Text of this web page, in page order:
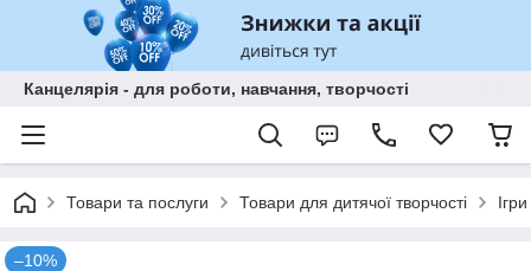
Канцелярія - для роботи, навчання, творчості
Товари та послуги Товари для дитячої творчості
–10%